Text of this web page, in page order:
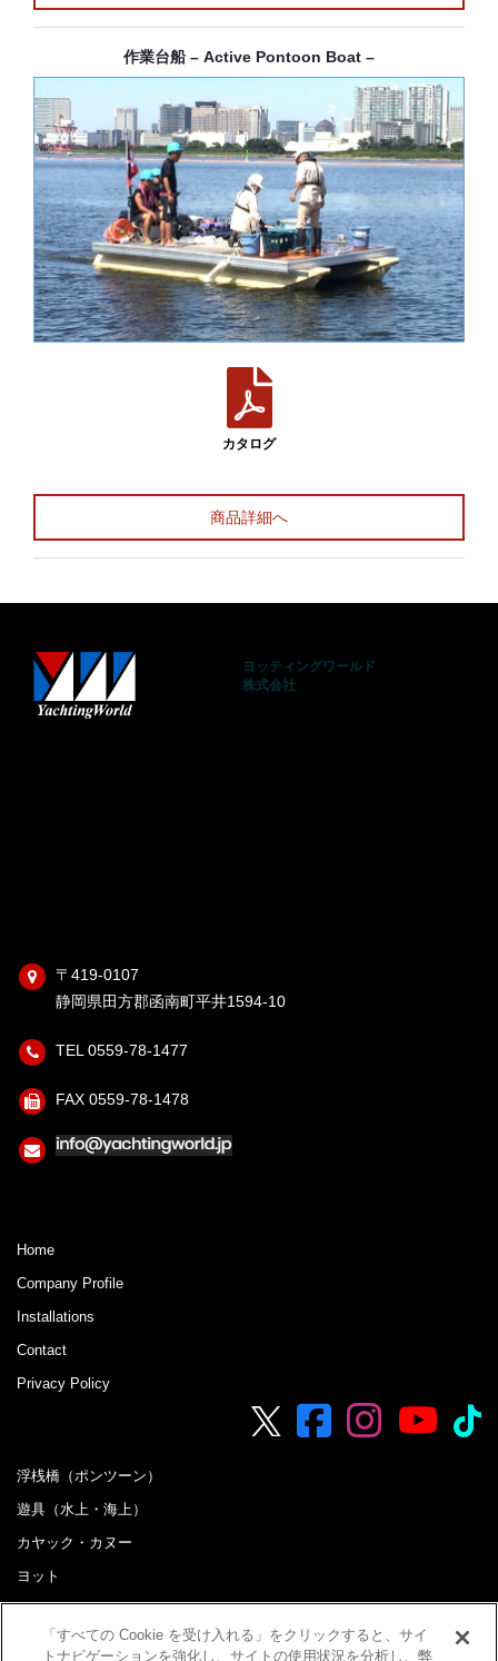
作業台船 – Active Pontoon Boat –
カタログ
商品詳細へ
ヨッティングワールド
株式会社
〒419-0107
静岡県田方郡函南町平井1594-10
TEL 0559-78-1477
FAX 0559-78-1478
Home
Company Profile
Installations
Contact
Privacy Policy
浮桟橋（ポンツーン）
遊具（水上・海上）
カヤック・カヌー
ヨット
B&G海洋センター 配備艇など
「すべての Cookie を受け入れる」をクリックすると、サイ
トナビゲーションを強化し、サイトの使用状況を分析し、弊